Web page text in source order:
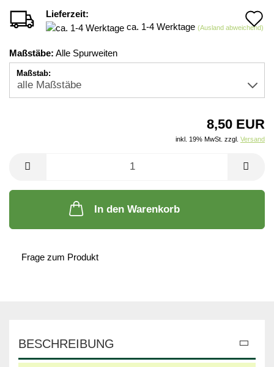
Lieferzeit:
ca. 1-4 Werktage (Ausland abweichend)
Maßstäbe: Alle Spurweiten
Maßstab:
8,50 EUR
inkl. 19% MwSt. zzgl. Versand
In den Warenkorb
Frage zum Produkt
BESCHREIBUNG